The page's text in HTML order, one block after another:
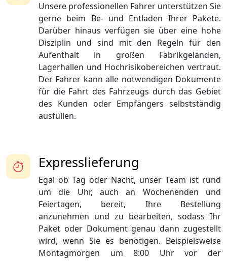
Unsere professionellen Fahrer unterstützen Sie
gerne beim Be- und Entladen Ihrer Pakete.
Darüber hinaus verfügen sie über eine hohe
Disziplin und sind mit den Regeln für den
Aufenthalt in großen Fabrikgeländen,
Lagerhallen und Hochrisikobereichen vertraut.
Der Fahrer kann alle notwendigen Dokumente
für die Fahrt des Fahrzeugs durch das Gebiet
des Kunden oder Empfängers selbstständig
ausfüllen.
Expresslieferung
Egal ob Tag oder Nacht, unser Team ist rund
um die Uhr, auch an Wochenenden und
Feiertagen, bereit, Ihre Bestellung
anzunehmen und zu bearbeiten, sodass Ihr
Paket oder Dokument genau dann zugestellt
wird, wenn Sie es benötigen. Beispielsweise
Montagmorgen um 8:00 Uhr vor der